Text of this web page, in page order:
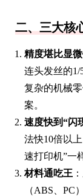
二、三大核
精度堪比显
连头发丝的
复杂的机械
案。
速度快到“闪
法快10倍以
速打印机”一
材料通吃王
（ABS、PC